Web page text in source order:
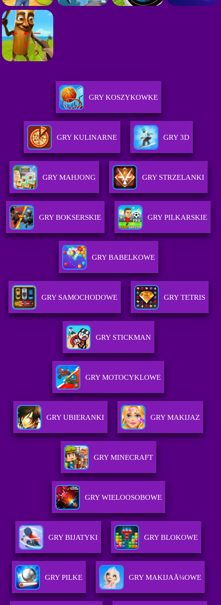
GRY KOSZYKOWKE
GRY KULINARNE GRY 3D
GRY MAHJONG GRY STRZELANKI
GRY BOKSERSKIE GRY PILKARSKIE
GRY BABELKOWE
GRY SAMOCHODOWE GRY TETRIS
GRY STICKMAN
GRY MOTOCYKLOWE
GRY UBIERANKI GRY MAKIJAZ
GRY MINECRAFT
GRY WIELOOSOBOWE
GRY BIJATYKI GRY BLOKOWE
GRY PILKE GRY MAKIJAÅ¼OWE